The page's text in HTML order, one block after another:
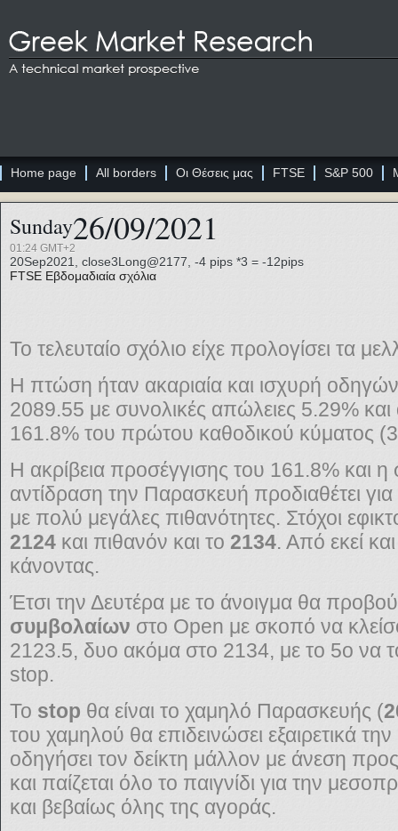
Home page All borders Οι Θέσεις μας FTSE S&P 500
Sunday26/09/2021
01:24 GMT+2
20Sep2021, close3Long@2177, -4 pips *3 = -12pips
FTSE Εβδομαδιαία σχόλια
Το τελευταίο σχόλιο είχε προλογίσει τα
Η πτώση ήταν ακαριαία και ισχυρή
2089.55 με συνολικές απώλειες 5.29%
161.8% του πρώτου καθοδικού κύματος
Η ακρίβεια προσέγγισης του 161.8% και η
αντίδραση την Παρασκευή προδιαθέτει
με πολύ μεγάλες πιθανότητες. Στόχοι
2124 και πιθανόν και το 2134. Από εκεί
κάνοντας.
Έτσι την Δευτέρα με το άνοιγμα θα
συμβολαίων στο Open με σκοπό να
2123.5, δυο ακόμα στο 2134, με το 5ο να
stop.
Το stop θα είναι το χαμηλό Παρασκευής (
του χαμηλού θα επιδεινώσει εξαιρετικά
οδηγήσει τον δείκτη μάλλον με άνεση
και παίζεται όλο το παιγνίδι για την
και βεβαίως όλης της αγοράς.